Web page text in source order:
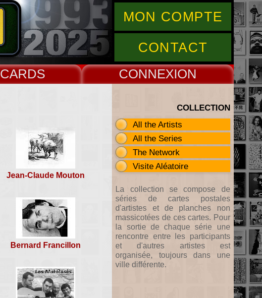
MON COMPTE
CONTACT
CARDS CONNEX
Jean-Claude Mouton
Bernard Francillon
COLLECTION
All the Artists
All the Series
The Network
Visite Aléatoire
La collection se compose de
séries de cartes postales
d'artistes et de planches non
massicotées de ces cartes. Pour
la sortie de chaque série une
rencontre entre les participants
et d'autres artistes est
organisée, toujours dans une
ville différente.